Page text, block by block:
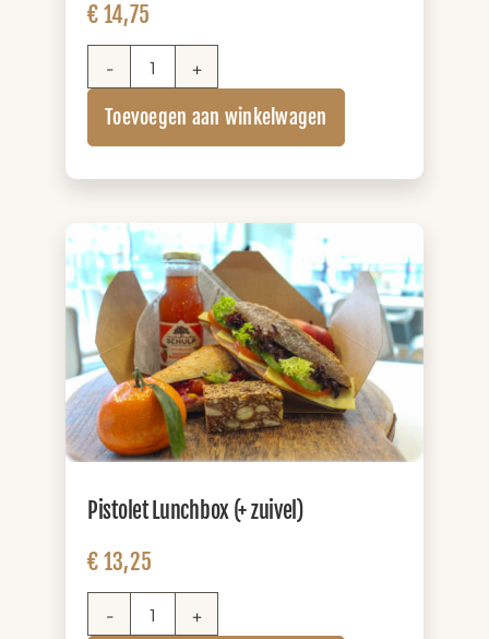
€ 14,75
Sandwich
XL
Toevoegen aan winkelwagen
Pistolet Lunchbox (+ zuivel)
€ 13,25
Pistolet